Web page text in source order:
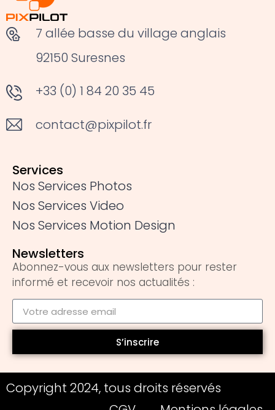
7 allée basse du village anglais
92150 Suresnes
+33 (0) 1 84 20 35 45
contact@pixpilot.fr
Services
Nos Services Photos
Nos Services Video
Nos Services Motion Design
Newsletters
Abonnez-vous aux newsletters pour rester
informé et recevoir nos actualités :
S’inscrire
Copyright 2024, tous droits réservés